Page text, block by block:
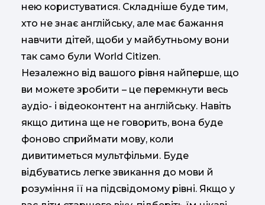
нею користуватися. Складніше буде тим,
хто не знає англійську, але має бажання
навчити дітей, щоби у майбутньому вони
так само були World Citizen.
Незалежно від вашого рівня найперше, що
ви можете зробити – це перемкнути весь
аудіо- і відеоконтент на англійську. Навіть
якщо дитина ще не говорить, вона буде
фоново сприймати мову, коли
дивитиметься мультфільми. Буде
відбуватись легке звикання до мови й
розуміння її на підсвідомому рівні. Якщо у